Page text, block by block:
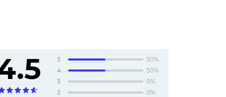
5
50%
4
50%
3
0%
2
0%